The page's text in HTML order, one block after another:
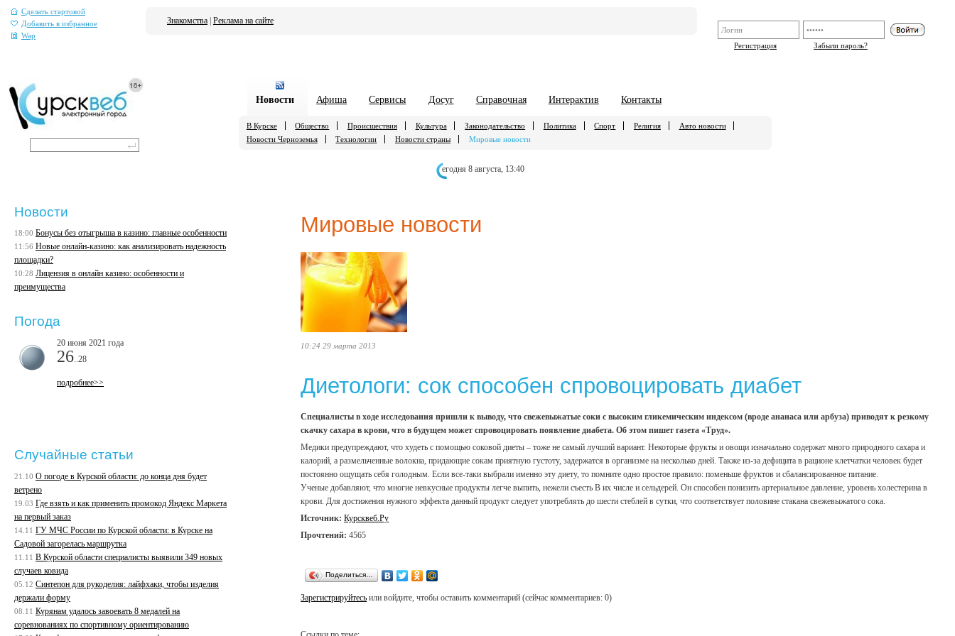
Сделать стартовой
Добавить в избранное
Wap
Регистрация
Забыли пароль?
Знакомства Реклама на сайте
Новости Афиша Сервисы Досуг Справочная Интерактив Контакты
В Курске Общество Происшествия Культура Законодательство Политика Спорт Религия
Авто новости
Новости Черноземья
Технологии Новости страны Мировые новости
егодня 8 августа, 13:40
Мировые новости
10:24 29 марта 2013
Диетологи: сок способен спровоцировать диабет
Специалисты в ходе исследования пришли к выводу, что свежевыжатые соки с высоким гликемическим индексом (вроде ананаса или арбуза) приводят к резкому
скачку сахара в крови, что в будущем может спровоцировать появление диабета. Об этом пишет газета «Труд».
Медики предупреждают, что худеть с помощью соковой диеты – тоже не самый лучший вариант. Некоторые фрукты и овощи изначально содержат много природного сахара и
калорий, а размельченные волокна, придающие сокам приятную густоту, задержатся в организме на несколько дней. Также из-за дефицита в рационе клетчатки человек будет
постоянно ощущать себя голодным. Если все-таки выбрали именно эту диету, то помните одно простое правило: поменьше фруктов и сбалансированное питание.
Ученые добавляют, что многие невкусные продукты легче выпить, нежели съесть В их числе и сельдерей. Он способен понизить артериальное давление, уровень холестерина в
крови. Для достижения нужного эффекта данный продукт следует употреблять до шести стеблей в сутки, что соответствует половине стакана свежевыжатого сока.
Источник: Курсквеб.Ру
Прочтений: 4565
Поделиться…
Зарегистрируйтесь или войдите, чтобы оставить комментарий (сейчас комментариев: 0)
Новости
18:00 Бонусы без отыгрыша в казино: главные особенности
11:56 Новые онлайн-казино: как анализировать надежность
площадки?
10:28 Лицензия в онлайн казино: особенности и
преимущества
Погода
20 июня 2021 года
26 ..28
подробнее>>
Случайные статьи
21.10 О погоде в Курской области: до конца дня будет
ветрено
19.03 Где взять и как применить промокод Яндекс Маркета
на первый заказ
14.11 ГУ МЧС России по Курской области: в Курске на
Садовой загорелась маршрутка
11.11 В Курской области специалисты выявили 349 новых
случаев ковида
05.12 Синтепон для рукоделия: лайфхаки, чтобы изделия
держали форму
08.11 Курянам удалось завоевать 8 медалей на
соревнованиях по спортивному ориентированию